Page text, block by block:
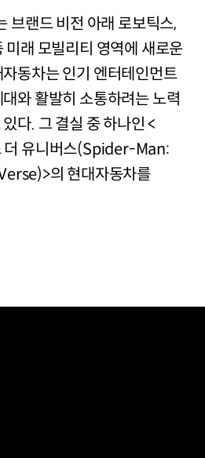
브랜드 비전 아래 로보틱스,
미래 모빌리티 영역에 새로운
동차는 인기 엔터테인먼트
와 활발히 소통하려는 노력
다. 그 결실 중 하나인 <
더 유니버스(Spider-Man:
의 현대자동차를